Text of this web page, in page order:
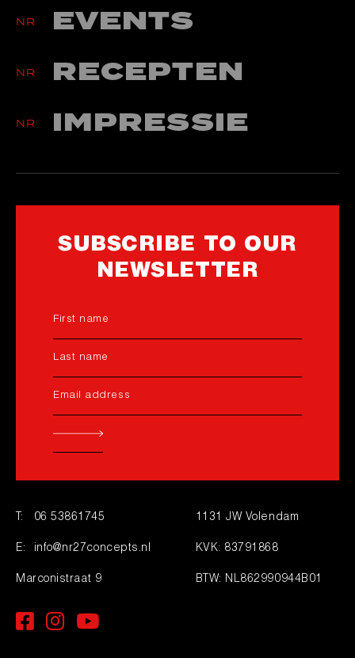
NR EVENTS
NR RECEPTEN
NR IMPRESSIE
SUBSCRIBE TO OUR
NEWSLETTER
T: 06 53861745
E: info@nr27concepts.nl
Marconistraat 9
1131 JW Volendam
KVK: 83791868
BTW: NL862990944B01